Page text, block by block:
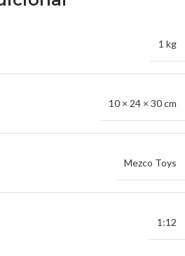
1 kg
10 × 24 × 30 cm
Mezco Toys
1:12